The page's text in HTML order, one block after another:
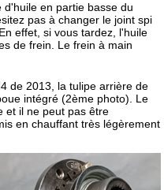
d'huile en partie basse du
pas à changer le joint spi
effet, si vous tardez, l'huile
de frein. Le frein à main
de 2013, la tulipe arrière de
intégré (2ème photo). Le
et il ne peut pas être
en chauffant très légèrement